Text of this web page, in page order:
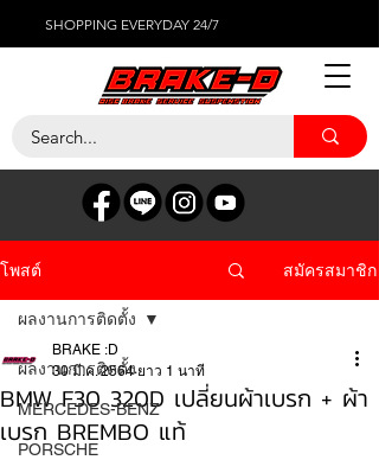
SHOPPING EVERYDAY 24/7
โพสต์ สมัครสมาชิก
ผลงานการติดตั้ง
MERCEDES-BENZ
PORSCHE
ผลงานการติดตั้ง
BMW F30 320D เปลี่ยนผ้าเบรก + ผ้า
เบรก BREMBO แท้
BRAKE :D
30 มี.ค. 2564 ยาว 1 นาที